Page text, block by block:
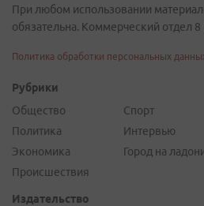
При любом использовании
обязательна. Коммерческий отдел
Политика обработки персональных
Рубрики
Общество
Политика
Экономика
Происшествия
Спорт
Интервью
Город на
Издательство